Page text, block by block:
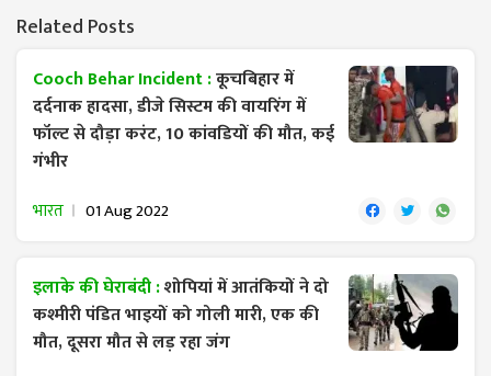
Related Posts
Cooch Behar Incident :कूचबिहार में
दर्दनाक हादसा, डीजे सिस्टम की वायरिंग में
फॉल्ट से दौड़ा करंट, 10 कांवडियों की मौत, कई
गंभीर
भारत 01 Aug 2022
इलाके की घेराबंदी :शोपियां में आतंकियों ने दो
कश्मीरी पंडित भाइयों को गोली मारी, एक की
मौत, दूसरा मौत से लड़ रहा जंग